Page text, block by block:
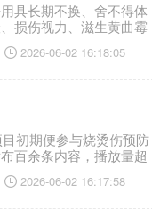
具长期不换、舍不得体
损伤视力、滋生黄曲霉
2026-06-02 16:18:05
初期便参与烧烫伤预防
百余条内容，播放量超
2026-06-02 16:17:58